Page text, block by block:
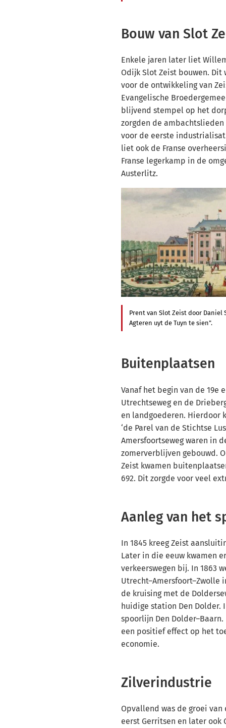
Bouw van Slot
Enkele jaren later liet
Odijk Slot Zeist bouwen. Dit
voor de ontwikkeling van
Evangelische
blijvend stempel op het
zorgden de ambachtslieden
voor de eerste
liet ook de Franse
Franse legerkamp in de
Austerlitz.
Prent van Slot Zeist door Daniel
Agteren uyt de Tuyn te sien".
Buitenplaatsen
Vanaf het begin van de 19e
Utrechtseweg en de
en landgoederen. Hierdoor
‘de Parel van de Stichtse
Amersfoortseweg waren in
zomerverblijven gebouwd.
Zeist kwamen
692. Dit zorgde voor veel
Aanleg van het
In 1845 kreeg Zeist
Later in die eeuw kwamen
verkeerswegen bij. In 1863
Utrecht–Amersfoort–Zwolle
de kruising met de
huidige station Den Dolder.
spoorlijn Den
een positief effect op het
economie.
Zilverindustrie
Opvallend was de groei
eerst Gerritsen en later ook